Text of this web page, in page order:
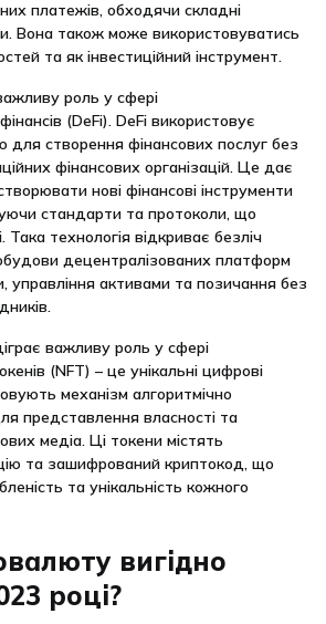
платежів, обходячи складні
Вона також може використовуватись
та як інвестиційний інструмент.
роль у сфері
(DeFi). DeFi використовує
для створення фінансових послуг без
фінансових організацій. Це дає
нові фінансові інструменти
стандарти та протоколи, що
технологія відкриває безліч
децентралізованих платформ
управління активами та позичання без
важливу роль у сфері
(NFT) – це унікальні цифрові
механізм алгоритмічно
представлення власності та
медіа. Ці токени містять
та зашифрований криптокод, що
та унікальність кожного
вигідно
році?